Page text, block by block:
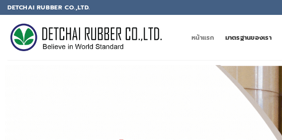
DETCHAI RUBBER CO.,LTD.
หน้าแรก มาตรฐานของเรา